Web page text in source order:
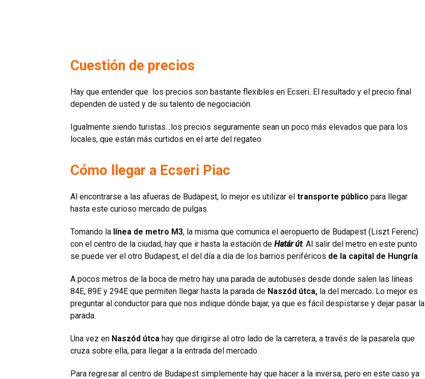
Cuestión de precios
Hay que entender que los precios son bastante flexibles en Ecseri. El resultado y el precio final
dependen de usted y de su talento de negociación.
Igualmente siendo turistas…los precios seguramente sean un poco más elevados que para los
locales, que están más curtidos en el arte del regateo.
Cómo llegar a Ecseri Piac
Al encontrarse a las afueras de Budapest, lo mejor es utilizar el transporte público para llegar
hasta este curioso mercado de pulgas.
Tomando la línea de metro M3, la misma que comunica el aeropuerto de Budapest (Liszt Ferenc)
con el centro de la ciudad, hay que ir hasta la estación de Határ út. Al salir del metro en este punto
se puede ver el otro Budapest, el del día a día de los barrios periféricos de la capital de Hungría.
A pocos metros de la boca de metro hay una parada de autobuses desde donde salen las líneas
84E, 89E y 294E que permiten llegar hasta la parada de Naszód útca, la del mercado. Lo mejor es
preguntar al conductor para que nos indique dónde bajar, ya que es fácil despistarse y dejar pasar la
parada.
Una vez en Naszód útca hay que dirigirse al otro lado de la carretera, a través de la pasarela que
cruza sobre ella, para llegar a la entrada del mercado.
Para regresar al centro de Budapest simplemente hay que hacer a la inversa, pero en este caso ya